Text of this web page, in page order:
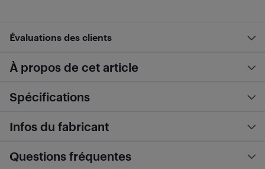
Évaluations des clients
À propos de cet article
Spécifications
Infos du fabricant
Questions fréquentes